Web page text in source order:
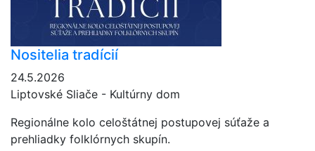
Nositelia tradícií
24.5.2026
Liptovské Sliače - Kultúrny dom
Regionálne kolo celoštátnej postupovej súťaže a
prehliadky folklórnych skupín.